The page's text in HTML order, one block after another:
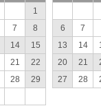
6
7
13
14
20
21
27
28
1
7
8
14
15
21
22
28
29